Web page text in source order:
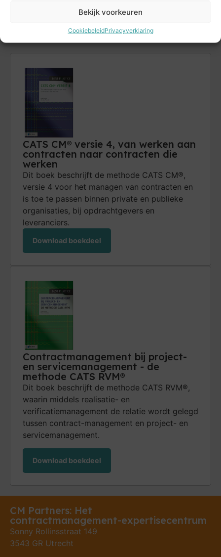
Bekijk voorkeuren
CookiebeleidPrivacyverklaring
Meer informatie
CATS CM® versie 4, van werken aan
contracten naar contracten die
werken
Dit boek beschrijft de methode CATS CM®,
versie 4 voor het managen van contracten en
is toe te passen binnen private en publieke
organi­saties, bij opdrachtgevers en
leveranciers.
Download boekdeel
Contractmanagement bij project-
en servicemanagement - de
methode CATS RVM®
Dit boek beschrijft de methode CATS RVM®,
waarin middels realisatie- en
verificatiemanagement de relatie wordt gelegd
tussen contract-management en project- en
servicemanagement.
Download boekdeel
CM Partners: Het
contractmanagement-expertisecentrum
Sonny Rollinsstraat 149
3543 GR Utrecht